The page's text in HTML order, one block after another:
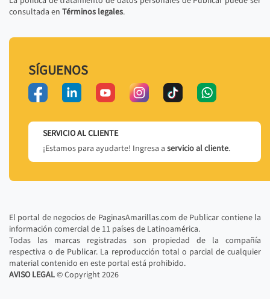
consultada en Términos legales.
SÍGUENOS
SERVICIO AL CLIENTE
¡Estamos para ayudarte! Ingresa a servicio al cliente.
El portal de negocios de PaginasAmarillas.com de Publicar contiene la
información comercial de 11 países de Latinoamérica.
Todas las marcas registradas son propiedad de la compañía
respectiva o de Publicar. La reproducción total o parcial de cualquier
material contenido en este portal está prohibido.
AVISO LEGAL© Copyright2026